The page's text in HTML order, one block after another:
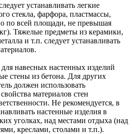
устанавливать легкие
стекла, фарфора, пластмассы,
по всей площади, не превышая
Тяжелые предметы из керамики,
и т.п. следует устанавливать
навесных настенных изделий
стены из бетона. Для других
должен использовать
материалов стен
Не рекомендуется, в
настенные изделия в
уголках, над местами отдыха (над
креслами, столами и т.п.).